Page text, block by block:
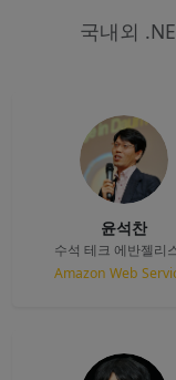
국내외
윤석찬
수석 테크 에반젤리
Amazon Web